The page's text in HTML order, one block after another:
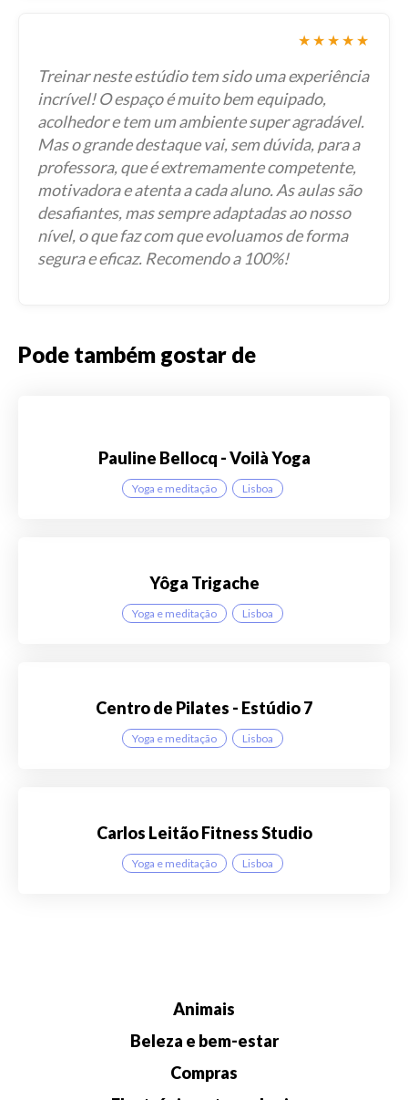
★★★★★
Treinar neste estúdio tem sido uma experiência
incrível! O espaço é muito bem equipado,
acolhedor e tem um ambiente super agradável.
Mas o grande destaque vai, sem dúvida, para a
professora, que é extremamente competente,
motivadora e atenta a cada aluno. As aulas são
desafiantes, mas sempre adaptadas ao nosso
nível, o que faz com que evoluamos de forma
segura e eficaz. Recomendo a 100%!
Pode também gostar de
Pauline Bellocq - Voilà Yoga
Yoga e meditação Lisboa
Yôga Trigache
Yoga e meditação Lisboa
Centro de Pilates - Estúdio 7
Yoga e meditação Lisboa
Carlos Leitão Fitness Studio
Yoga e meditação Lisboa
Animais
Beleza e bem-estar
Compras